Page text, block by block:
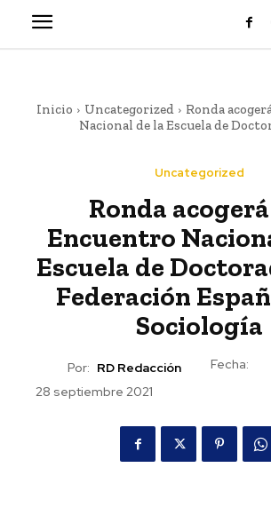
Inicio Uncategorized
Ronda
Nacional de la Escuela de
Uncategorized
Ronda
Encuentro
Escuela de
Federación
Sociología
Por: RD Redacción
Fecha:
28 septiembre 2021